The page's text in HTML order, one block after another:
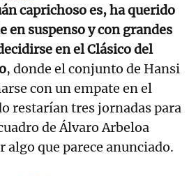
caprichoso es, ha querido
en suspenso y con grandes
en el Clásico del
, donde el conjunto de Hansi
con un empate en el
restarían tres jornadas para
de Álvaro Arbeloa
algo que parece anunciado.